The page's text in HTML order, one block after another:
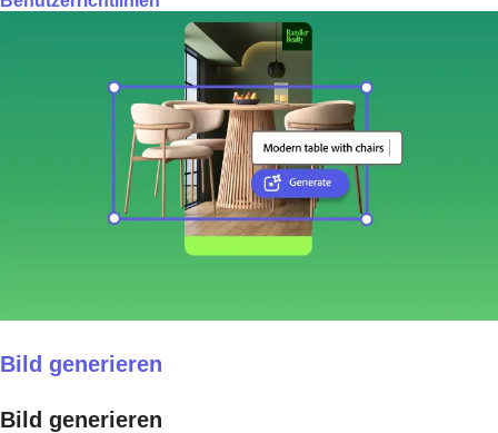
Bild generieren
Bild generieren